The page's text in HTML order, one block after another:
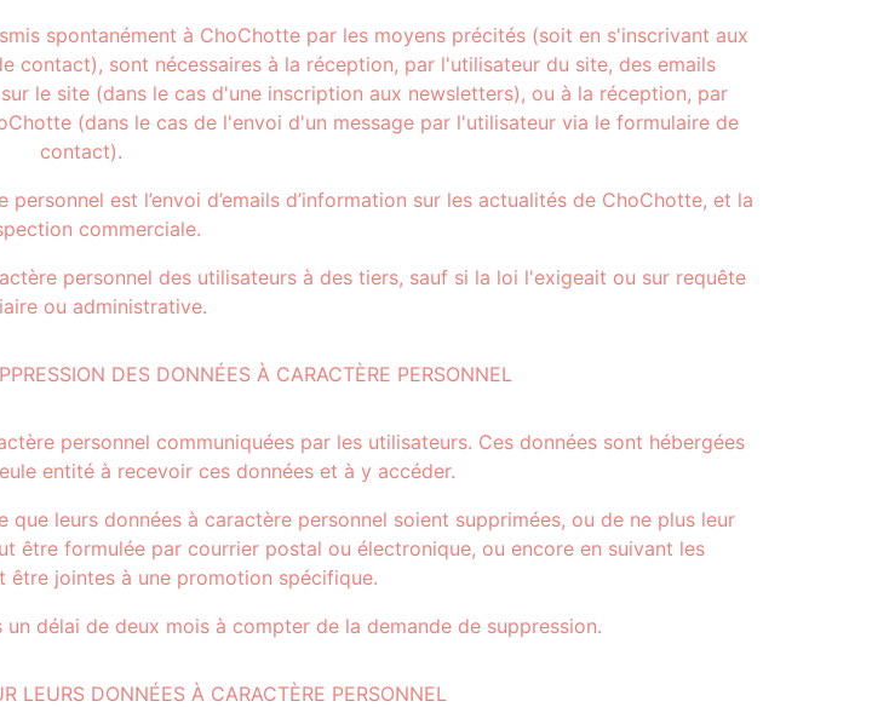
spontanément à ChoChotte par les moyens précités (soit en s'inscrivant aux
contact), sont nécessaires à la réception, par l'utilisateur du site, des emails
le site (dans le cas d'une inscription aux newsletters), ou à la réception, par
(dans le cas de l'envoi d'un message par l'utilisateur via le formulaire de
contact).
est l’envoi d’emails d’information sur les actualités de ChoChotte, et la
commerciale.
personnel des utilisateurs à des tiers, sauf si la loi l'exigeait ou sur requête
ou administrative.
DES DONNÉES À CARACTÈRE PERSONNEL
personnel communiquées par les utilisateurs. Ces données sont hébergées
entité à recevoir ces données et à y accéder.
leurs données à caractère personnel soient supprimées, ou de ne plus leur
être formulée par courrier postal ou électronique, ou encore en suivant les
être jointes à une promotion spécifique.
délai de deux mois à compter de la demande de suppression.
LEURS DONNÉES À CARACTÈRE PERSONNEL